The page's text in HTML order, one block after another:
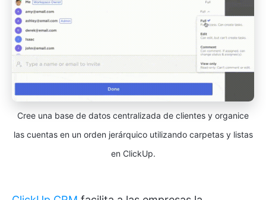
Cree una base de datos centralizada de clientes y organice
las cuentas en un orden jerárquico utilizando carpetas y listas
en ClickUp.